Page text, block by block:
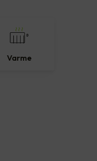
Varme